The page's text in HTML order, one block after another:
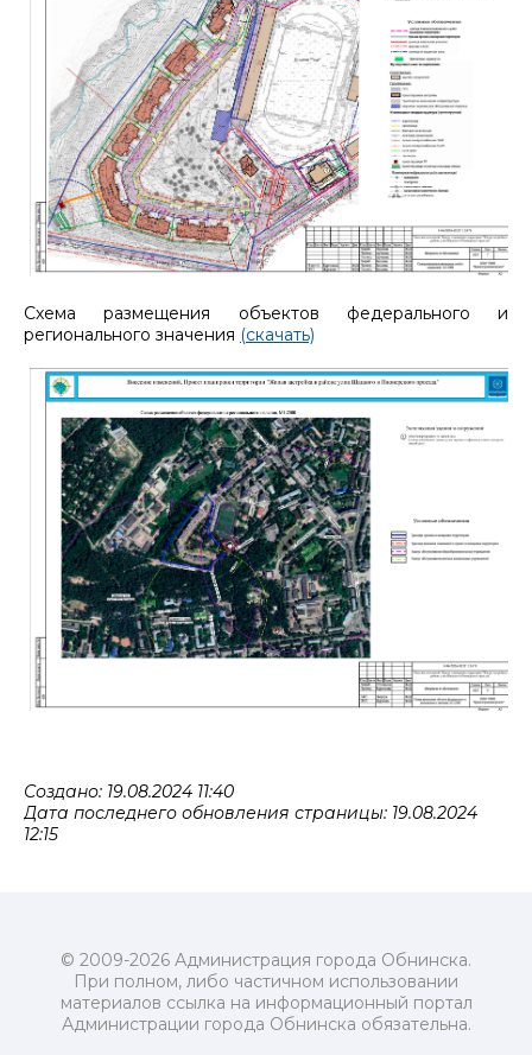
Схема размещения объектов федерального и
регионального значения (скачать)
Создано: 19.08.2024 11:40
Дата последнего обновления страницы: 19.08.2024
12:15
© 2009-2026 Администрация города Обнинска.
При полном, либо частичном использовании
материалов ссылка на информационный портал
Администрации города Обнинска обязательна.